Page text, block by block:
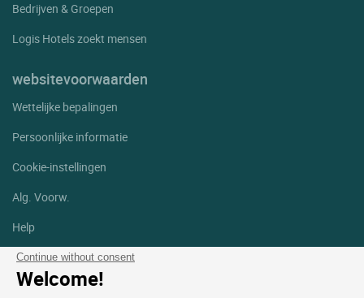
Continue without consent
Welcome!
Bedrijven & Groepen
Logis Hotels zoekt mensen
websitevoorwaarden
Wettelijke bepalingen
Persoonlijke informatie
Cookie-instellingen
Alg. Voorw.
Help
Sitemap
Foto's